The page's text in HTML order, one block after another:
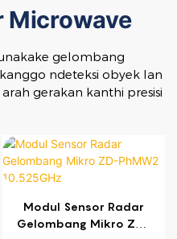
Microwave
gelombang
ndeteksi obyek lan
gerakan kanthi presisi
Modul Sensor Radar
Gelombang Mikro ZD-